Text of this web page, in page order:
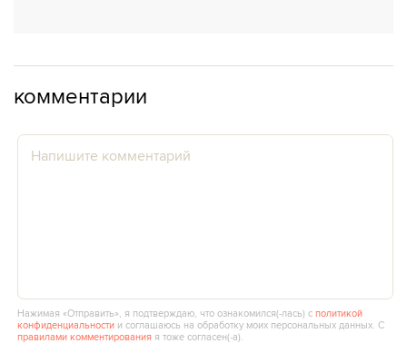
комментарии
Нажимая «Отправить», я подтверждаю, что ознакомился(‑лась) сполитикой
конфиденциальности и соглашаюсь на обработку моих персональных данных. С
правилами комментирования я тоже согласен(‑а).